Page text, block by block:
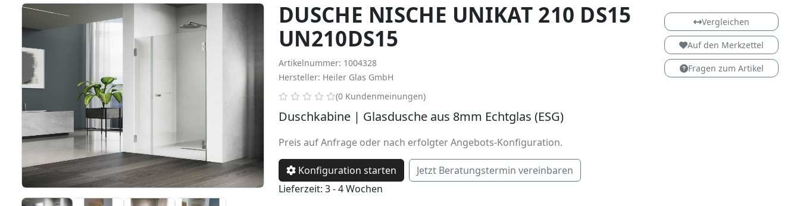
DUSCHE NISCHE UNIKAT 210 DS15
UN210DS15
Artikelnummer: 1004328
Hersteller: Heiler Glas GmbH
0 von 5 Sternen
(0 Kundenmeinungen)
Duschkabine | Glasdusche aus 8mm Echtglas (ESG)
Preis auf Anfrage oder nach erfolgter Angebots-Konfiguration.
Konfiguration starten
Jetzt Beratungstermin vereinbaren
Lieferzeit: 3 - 4 Wochen
DS15
Vergleichen
Auf den Merkzettel
Fragen zum Artikel